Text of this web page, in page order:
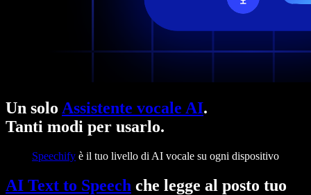
Un solo Assistente vocale AI.
Tanti modi per usarlo.
Speechify è il tuo livello di AI vocale su ogni dispositivo
AI Text to Speech che legge al posto tuo